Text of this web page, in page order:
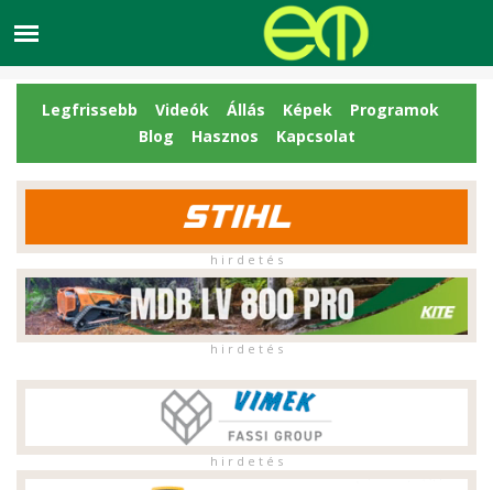
Legfrissebb Videók Állás Képek
Programok
Blog
Hasznos Kapcsolat
h i r d e t é s
h i r d e t é s
h i r d e t é s